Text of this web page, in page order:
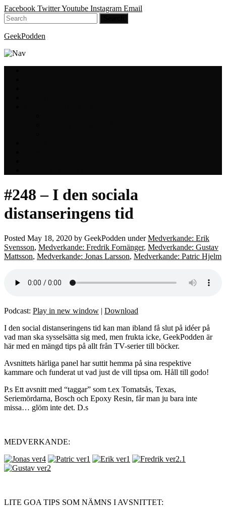
Facebook TwitterYoutube Instagram Email
GeekPodden
#248 – I den sociala
distanseringens tid
Posted May 18, 2020 by GeekPodden underMedverkande: Erik
Svensson, Medverkande: Fredrik Fornänger, Medverkande: Gustav
Mattsson, Medverkande: Jonas Larsson, Medverkande: Patric Hjelm
Podcast: Play in new window | Download
I den social distanseringens tid kan man ibland få slut på idéer på
vad man ska sysselsätta sig med, men frukta icke, GeekPodden är
här med en mängd tips på allt från TV-serier till böcker.
Avsnittets härliga panel har suttit hemma på sina respektive
kammare och funderat ut vad just de vill tipsa om. Håll till godo!
P.s Ett avsnitt med “taggar” som t.ex Tomatsås, Texas,
Seriemördarna, Bosch och Epoxy Resin, får man ju bara inte
missa… glöm inte det. D.s
MEDVERKANDE:
LITE GOA TIPS SOM NÄMNS I AVSNITTET: